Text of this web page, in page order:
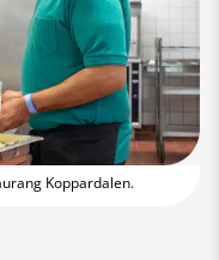
Koppardalen.